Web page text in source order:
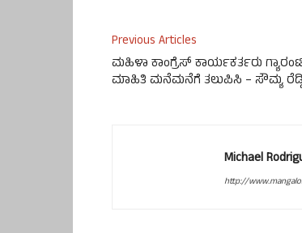
Previous Articles
ಮಹಿಳಾ ಕಾಂಗ್ರೆಸ್ ಕಾರ್ಯಕರ್ತರು
ಮಾಹಿತಿ ಮನೆಮನೆಗೆ ತಲುಪಿಸಿ – ಸೌಮ್ಯ
Michael
http://